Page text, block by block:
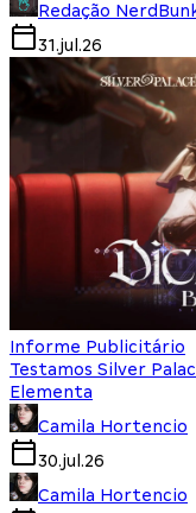
Redação
31.jul.26
Informe Publicitário
Testamos Silver
Elementa
Camila Hortencio
30.jul.26
Camila Hortencio